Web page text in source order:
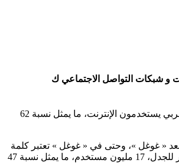
و شبكات التواصل الاجتماعي ك
وكشف تقرير DIGITAL 2019 الدولي من منصة إدارة مواقع التواصل « هوتسويت » أن أكثر من 22 مليون مغربي يستخدمون الإنترنت، ما يمثل نسبة 62
« غوغل »، وحتى في « غوغل » تعتبر كلمة
« يوتيوب » هي الأكثر بحثاً. ووصل عدد المغاربة في مواقع التواصل الاجتماعي، الذين يناقشون المحتوى المثير للجدل، 17 مليون مستخدم، ما يمثل نسبة 47